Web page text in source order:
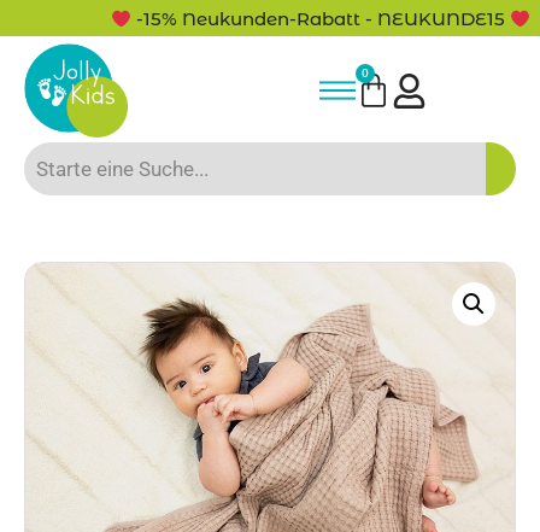
-15% Neukunden-Rabatt - NEUKUNDE15
0